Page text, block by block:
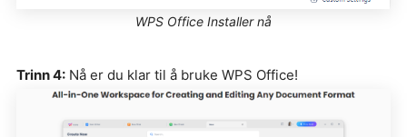
WPS Office Installer nå
Trinn 4: Nå er du klar til å bruke WPS Office!